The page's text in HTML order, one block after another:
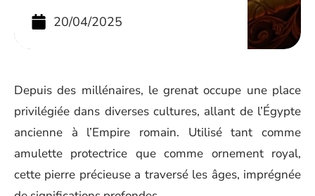
20/04/2025
Depuis des millénaires, le grenat occupe une place
privilégiée dans diverses cultures, allant de l’Égypte
ancienne à l’Empire romain. Utilisé tant comme
amulette protectrice que comme ornement royal,
cette pierre précieuse a traversé les âges, imprégnée